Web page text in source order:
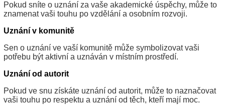
Pokud sníte o uznání za vaše akademické úspěchy, může to
znamenat vaši touhu po vzdělání a osobním rozvoji.
Uznání v komunitě
Sen o uznání ve vaší komunitě může symbolizovat vaši
potřebu být aktivní a uznáván v místním prostředí.
Uznání od autorit
Pokud ve snu získáte uznání od autorit, může to naznačovat
vaši touhu po respektu a uznání od těch, kteří mají moc.